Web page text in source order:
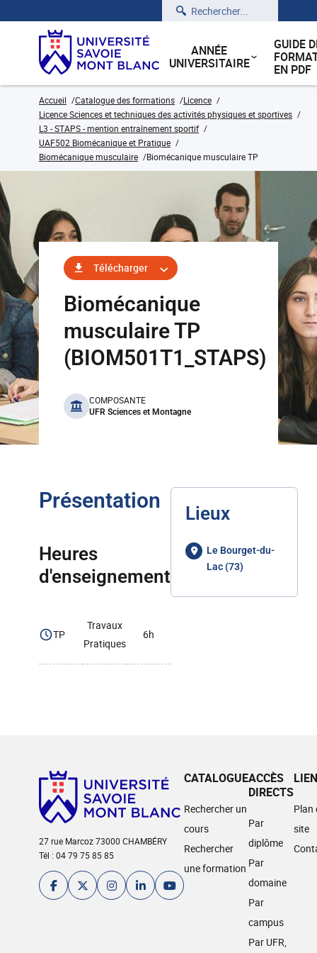
Rechercher
ANNÉE
UNIVERSITAIRE
GUIDE
EN PDF
Accueil Catalogue des formations
Licence
Licence Sciences et techniques des activités physiques et sportives
L3 - STAPS - mention entraînement sportif
UAF502 Biomécanique et Pratique
Biomécanique musculaire
Biomécanique musculaire TP
Télécharger
Biomécanique
musculaire TP
(BIOM501T1_STAPS)
benefits
COMPOSANTE
UFR Sciences et Montagne
Présentation
Heures
d'enseignement
TP
Travaux
Pratiques
6h
Lieux
Le Bourget-du-
Lac (73)
27 rue Marcoz 73000 CHAMBÉRY
Tél : 04 79 75 85 85
CATALOGUE
Rechercher un
cours
Rechercher
une formation
ACCÈS
DIRECTS
Par
diplôme
Par
domaine
Par
campus
Par UFR,
Plan
site